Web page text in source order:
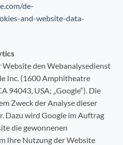
de-
and-website-data-
den Webanalysedienst
Inc. (1600 Amphitheatre
94043, USA; „Google“). Die
Zweck der Analyse dieser
Dazu wird Google im Auftrag
die gewonnenen
Ihre Nutzung der Website